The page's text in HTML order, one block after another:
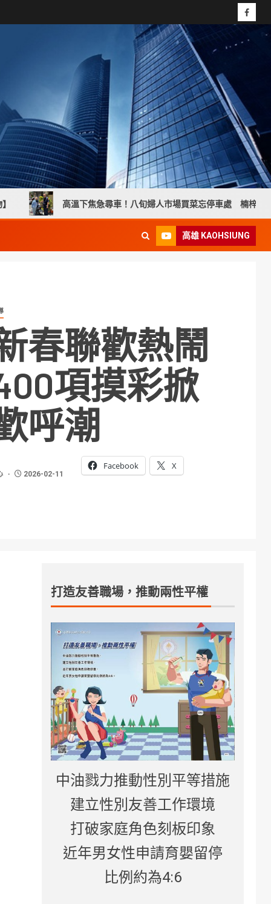
高溫下焦急尋車！八旬婦人市場買菜忘停車處 楠梓暖警貼心協助
高雄 KAOHSIUNG
春聯歡熱鬧
項摸彩掀
呼潮
2026-02-11
Facebook X
打造友善職場，推動兩性平權
中油戮力推動性別平等措施
建立性別友善工作環境
打破家庭角色刻板印象
近年男女性申請育嬰留停
比例約為4:6